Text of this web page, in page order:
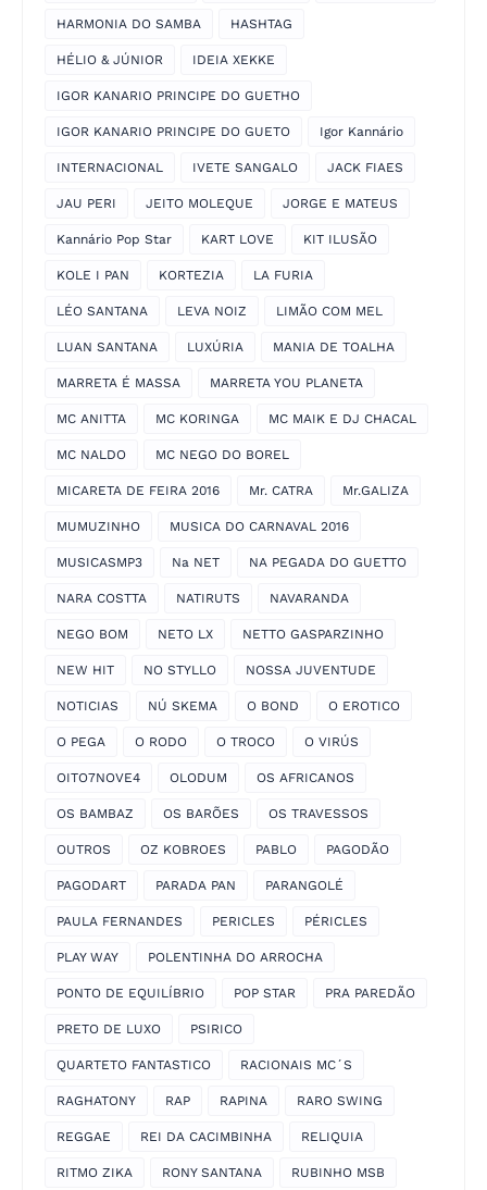
HARMONIA DO SAMBA HASHTAG
HÉLIO & JÚNIOR IDEIA XEKKE
IGOR KANARIO PRINCIPE DO GUETHO
IGOR KANARIO PRINCIPE DO GUETO Igor Kannário
INTERNACIONAL IVETE SANGALO JACK FIAES
JAU PERI JEITO MOLEQUE JORGE E MATEUS
Kannário Pop Star KART LOVE KIT ILUSÃO
KOLE I PAN KORTEZIA LA FURIA
LÉO SANTANA LEVA NOIZ LIMÃO COM MEL
LUAN SANTANA LUXÚRIA MANIA DE TOALHA
MARRETA É MASSA MARRETA YOU PLANETA
MC ANITTA MC KORINGA MC MAIK E DJ CHACAL
MC NALDO MC NEGO DO BOREL
MICARETA DE FEIRA 2016 Mr. CATRA Mr.GALIZA
MUMUZINHO MUSICA DO CARNAVAL 2016
MUSICASMP3 Na NET NA PEGADA DO GUETTO
NARA COSTTA NATIRUTS NAVARANDA
NEGO BOM NETO LX NETTO GASPARZINHO
NEW HIT NO STYLLO NOSSA JUVENTUDE
NOTICIAS NÚ SKEMA O BOND O EROTICO
O PEGA O RODO O TROCO O VIRÚS
OITO7NOVE4 OLODUM OS AFRICANOS
OS BAMBAZ OS BARÕES OS TRAVESSOS
OUTROS OZ KOBROES PABLO PAGODÃO
PAGODART PARADA PAN PARANGOLÉ
PAULA FERNANDES PERICLES PÉRICLES
PLAY WAY POLENTINHA DO ARROCHA
PONTO DE EQUILÍBRIO POP STAR PRA PAREDÃO
PRETO DE LUXO PSIRICO
QUARTETO FANTASTICO RACIONAIS MC´S
RAGHATONY RAP RAPINA RARO SWING
REGGAE REI DA CACIMBINHA RELIQUIA
RITMO ZIKA RONY SANTANA RUBINHO MSB